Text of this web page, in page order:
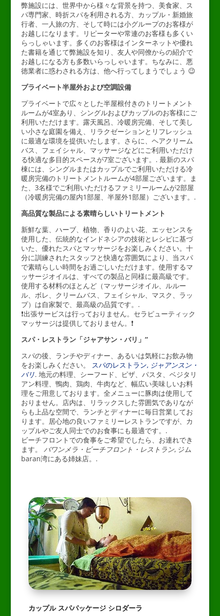
弊施設には、世界中から様々な背景を持つ、美食家、ス
パ専門家、時折スパを利用される方、カップル・新婚旅
行者、一人旅の方、そして時には小グループのお客様が
お越しになります。リピーターや常連のお客様も多くい
らっしゃいます。多くのお客様はインターネットや優れ
た書籍を通じて弊施設を知り、友人や同僚からの紹介で
お越しになる方も多数いらっしゃいます。ちなみに、悪
徳業者に惑わされる方は、他へ行ってしまうでしょう 😉
プライベート半屋外および空調設備
プライベートで広々とした半屋根付きのトリートメント
ルームが4室あり、シングルおよびカップルのお客様にご
利用いただけます。露天風呂、冷暖房完備、そして美し
い小さな庭園を備え、リラクゼーションとリフレッシュ
に最適な環境を提供いたします。さらに、ヘアクリーム
バス、フェイシャル、マッサージなどにご利用いただけ
る快適な多目的スペースが7室ございます。. 最新のスパ
棟には、シングルまたはカップルでご利用いただける冷
暖房完備のトリートメントルームが4部屋ございます。ま
た、3名様でご利用いただけるファミリールームが2部屋
（冷暖房完備の屋内1部屋、半屋外1部屋）ございます。.
高品質な製品による素晴らしいトリートメント
新鮮な葉、ハーブ、植物、香りのよい花、エッセンスを
使用した、伝統的なインドネシアの技術とレシピに基づ
いた、優れたスパとマッサージをお楽しみください。十
分に訓練されたスタッフと快適な雰囲気により、当スパ
で素晴らしい時間をお過ごしいただけます。使用するマ
ッサージオイルは、すべての製品と同様に最高級です。
使用する材料のほとんど（マッサージオイル、ルルー
ル、ボレ、クリームバス、フェイシャル、マスク、ラッ
プ）は自家製で、最高級の品質です。.
❗出張サービスは行っておりません。セラピューティック
マッサージは提供しておりません。❗
スパ・レストラン「ジャアサン・バリ」“
スパの後、ランチやディナー、あるいは気軽にお飲み物
をお楽しみください。 スパのレストラン, ジャアンスン・
バリ. 地元の料理、シーフード、ピザ、パスタ、ベジタリ
アン料理、鴨肉、鶏肉、牛肉など、幅広い美味しいお料
理をご用意しております。全メニューに豚肉は使用して
おりません。店内は、リラックスした雰囲気でありなが
らも上品な空間で、ランチとディナーに毎日営業してお
ります。居心地の良いファミリーレストランですが、カ
ップルやご友人同士でのお食事にも最適です。.
ビーチフロントでの食事をご希望でしたら、お連れでき
ます。 バワンメラ・ビーチフロント・レストラン, ジム
baran湾にある姉妹店。.
カップル スパパッケージ シロダーラ